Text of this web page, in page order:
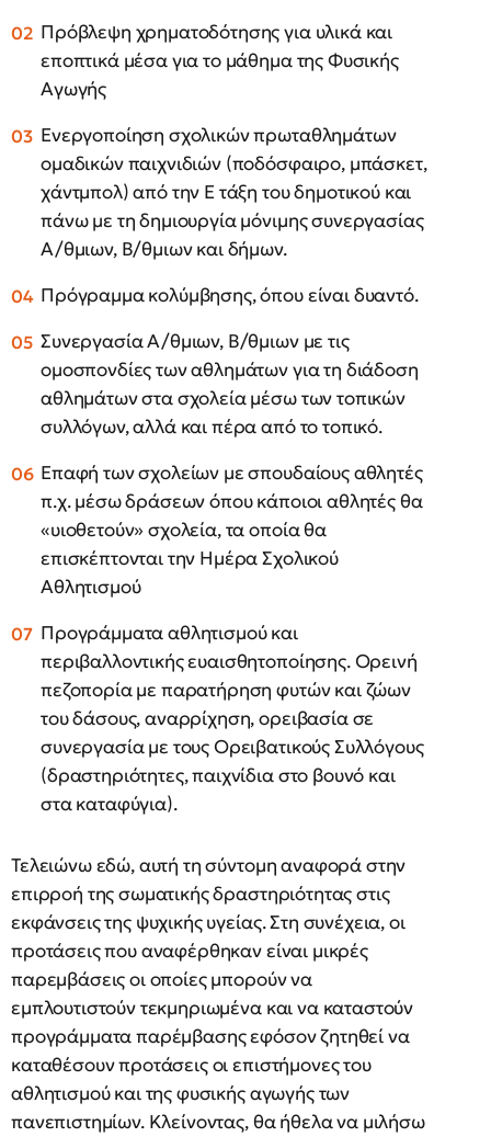
Πρόβλεψη χρηματοδότησης για υλικά και
εποπτικά μέσα για το μάθημα της Φυσικής
Αγωγής
Ενεργοποίηση σχολικών πρωταθλημάτων
ομαδικών παιχνιδιών (ποδόσφαιρο, μπάσκετ,
χάντμπολ) από την Ε τάξη του δημοτικού και
πάνω με τη δημιουργία μόνιμης συνεργασίας
Α/θμιων, Β/θμιων και δήμων.
Πρόγραμμα κολύμβησης, όπου είναι δυαντό.
Συνεργασία Α/θμιων, Β/θμιων με τις
ομοσπονδίες των αθλημάτων για τη διάδοση
αθλημάτων στα σχολεία μέσω των τοπικών
συλλόγων, αλλά και πέρα από το τοπικό.
Επαφή των σχολείων με σπουδαίους αθλητές
π.χ. μέσω δράσεων όπου κάποιοι αθλητές θα
«υιοθετούν» σχολεία, τα οποία θα
επισκέπτονται την Ημέρα Σχολικού
Αθλητισμού
Προγράμματα αθλητισμού και
περιβαλλοντικής ευαισθητοποίησης. Ορεινή
πεζοπορία με παρατήρηση φυτών και ζώων
του δάσους, αναρρίχηση, ορειβασία σε
συνεργασία με τους Ορειβατικούς Συλλόγους
(δραστηριότητες, παιχνίδια στο βουνό και
στα καταφύγια).
Τελειώνω εδώ, αυτή τη σύντομη αναφορά στην
επιρροή της σωματικής δραστηριότητας στις
εκφάνσεις της ψυχικής υγείας. Στη συνέχεια, οι
προτάσεις που αναφέρθηκαν είναι μικρές
παρεμβάσεις οι οποίες μπορούν να
εμπλουτιστούν τεκμηριωμένα και να καταστούν
προγράμματα παρέμβασης εφόσον ζητηθεί να
καταθέσουν προτάσεις οι επιστήμονες του
αθλητισμού και της φυσικής αγωγής των
πανεπιστημίων. Κλείνοντας, θα ήθελα να μιλήσω